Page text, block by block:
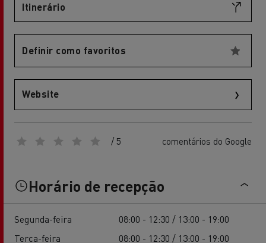
Itinerário
Definir como favoritos
Website
/ 5 comentários do Google
Horário de recepção
Segunda-feira
08:00 - 12:30 / 13:00 - 19:00
Terça-feira
08:00 - 12:30 / 13:00 - 19:00